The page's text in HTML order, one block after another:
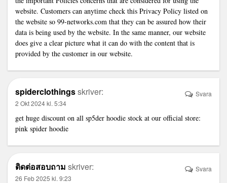
website. Customers can anytime check this Privacy Policy listed on
the website so 99-networks.com that they can be assured how their
data is being used by the website. In the same manner, our website
does give a clear picture what it can do with the content that is
provided by the customer in our website.
spiderclothingsskriver:
2 Okt 2024 kl. 5:34
get huge discount on all sp5der hoodie stock at our official store:
pink spider hoodie
Svara
ติดต่อสอบถาม skriver:
26 Feb 2025 kl. 9:23
Svara